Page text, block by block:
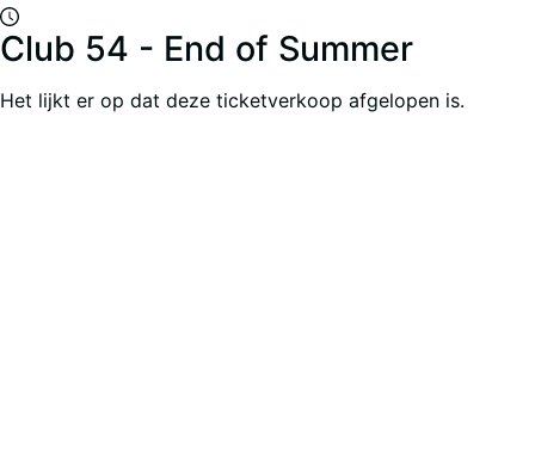
Club 54 - End of Summer
Het lijkt er op dat deze ticketverkoop afgelopen is.